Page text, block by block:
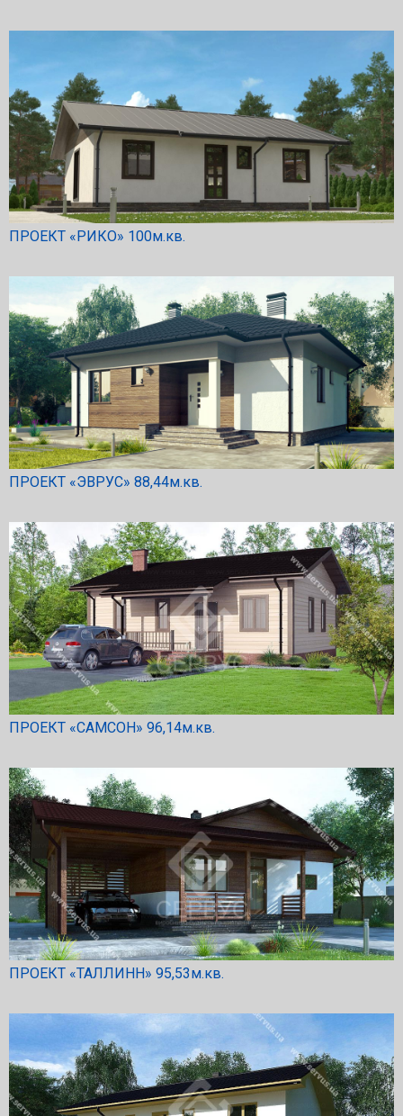
ПРОЕКТ «РИКО» 100м.кв.
ПРОЕКТ «ЭВРУС» 88,44м.кв.
ПРОЕКТ «САМСОН» 96,14м.кв.
ПРОЕКТ «ТАЛЛИНН» 95,53м.кв.